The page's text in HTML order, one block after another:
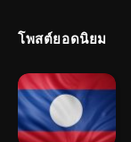
โพสต์ยอดนิยม